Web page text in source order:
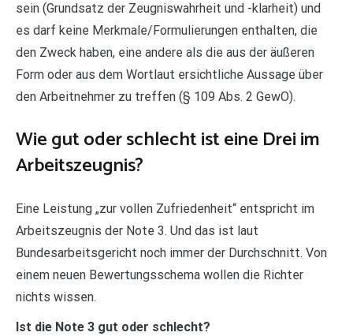
sein (Grundsatz der Zeugniswahrheit und -klarheit) und
es darf keine Merkmale/Formulierungen enthalten, die
den Zweck haben, eine andere als die aus der äußeren
Form oder aus dem Wortlaut ersichtliche Aussage über
den Arbeitnehmer zu treffen (§ 109 Abs. 2 GewO).
Wie gut oder schlecht ist eine Drei im
Arbeitszeugnis?
Eine Leistung „zur vollen Zufriedenheit“ entspricht im
Arbeitszeugnis der Note 3. Und das ist laut
Bundesarbeitsgericht noch immer der Durchschnitt. Von
einem neuen Bewertungsschema wollen die Richter
nichts wissen.
Ist die Note 3 gut oder schlecht?